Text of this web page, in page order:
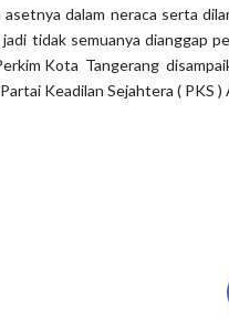
dalam neraca serta
tidak semuanya dianggap
Kota Tangerang
Keadilan Sejahtera ( PKS